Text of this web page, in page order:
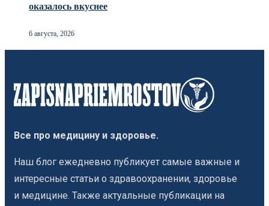
оказалось вкуснее
6 августа, 2026
Все про медицину и здоровье.
Наш блог ежедневно публикует самые важные и
интересные статьи о здравоохранении, здоровье
и медицине. Также актуальные публикации на